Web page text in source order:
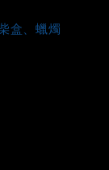
盒、蠟燭